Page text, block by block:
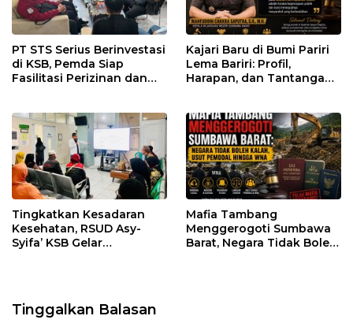
PT STS Serius Berinvestasi
di KSB, Pemda Siap
Fasilitasi Perizinan dan
Kajari Baru di Bumi Pariri
Lema Bariri: Profil,
Harapan, dan Tantangan
Tingkatkan Kesadaran
Kesehatan, RSUD Asy-
Syifa’ KSB Gelar
Mafia Tambang
Menggerogoti Sumbawa
Barat, Negara Tidak Boleh
Tinggalkan Balasan